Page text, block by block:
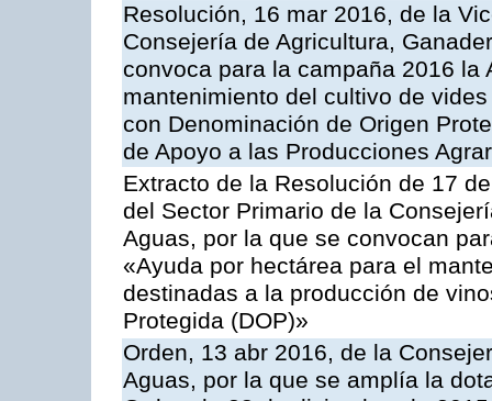
Resolución, 16 mar 2016, de la
Consejería de Agricultura,
convoca para la campaña 2016
mantenimiento del cultivo de
con Denominación de Origen
de Apoyo a las Producciones
Extracto de la Resolución de 17
del Sector Primario de la
Aguas, por la que se convocan
«Ayuda por hectárea para el
destinadas a la producción de
Protegida (DOP)»
Orden, 13 abr 2016, de la
Aguas, por la que se amplía la